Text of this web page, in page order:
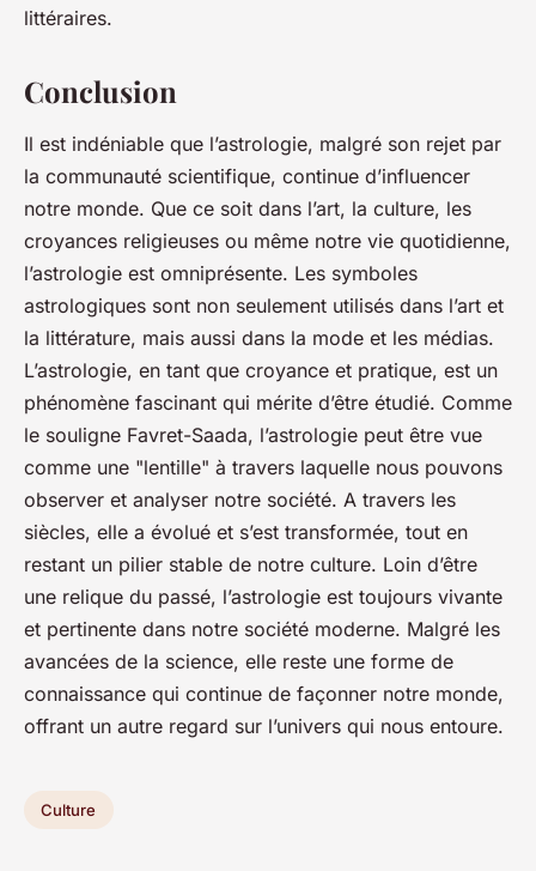
littéraires.
Conclusion
Il est indéniable que l’astrologie, malgré son rejet par
la communauté scientifique, continue d’influencer
notre monde. Que ce soit dans l’art, la culture, les
croyances religieuses ou même notre vie quotidienne,
l’astrologie est omniprésente. Les symboles
astrologiques sont non seulement utilisés dans l’art et
la littérature, mais aussi dans la mode et les médias.
L’astrologie, en tant que croyance et pratique, est un
phénomène fascinant qui mérite d’être étudié. Comme
le souligne Favret-Saada, l’astrologie peut être vue
comme une "lentille" à travers laquelle nous pouvons
observer et analyser notre société. A travers les
siècles, elle a évolué et s’est transformée, tout en
restant un pilier stable de notre culture. Loin d’être
une relique du passé, l’astrologie est toujours vivante
et pertinente dans notre société moderne. Malgré les
avancées de la science, elle reste une forme de
connaissance qui continue de façonner notre monde,
offrant un autre regard sur l’univers qui nous entoure.
Culture